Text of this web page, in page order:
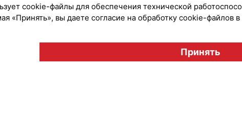
© "Вестник лицензионного рынка",
cookie-файлы для обеспечения технической
«Принять», вы даете согласие на обработку cookie-файлов в
Принять